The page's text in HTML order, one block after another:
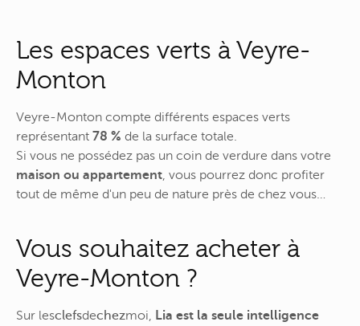
Les espaces verts à Veyre-
Monton
Veyre-Monton compte différents espaces verts
représentant 78 % de la surface totale.
Si vous ne possédez pas un coin de verdure dans votre
maison ou appartement, vous pourrez donc profiter
tout de même d'un peu de nature près de chez vous…
Vous souhaitez acheter à
Veyre-Monton ?
Sur lesclefsdechezmoi, Lia est la seule intelligence